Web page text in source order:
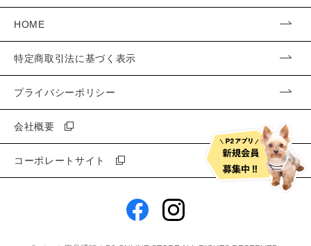
HOME
特定商取引法に基づく表示
プライバシーポリシー
会社概要
コーポレートサイト